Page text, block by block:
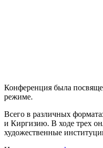
Конференция была
режиме.
Всего в различных
и Киргизию. В ходе трех
художественные